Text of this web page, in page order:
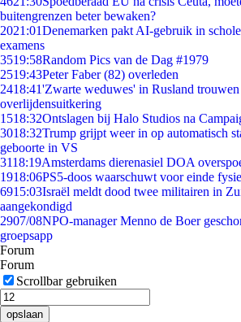
buitengrenzen beter bewaken?
2021:01Denemarken pakt AI-gebruik in
examens
3519:58Random Pics van de Dag #1979
2519:43Peter Faber (82) overleden
2418:41'Zwarte weduwes' in Rusland
overlijdensuitkering
1518:32Ontslagen bij Halo Studios na
3018:32Trump grijpt weer in op automatisch
geboorte in VS
3118:19Amsterdams dierenasiel DOA
1918:06PS5-doos waarschuwt voor einde
6915:03Israël meldt dood twee militairen in
aangekondigd
2907/08NPO-manager Menno de Boer
groepsapp
Forum
Forum
Scrollbar gebruiken
opslaan